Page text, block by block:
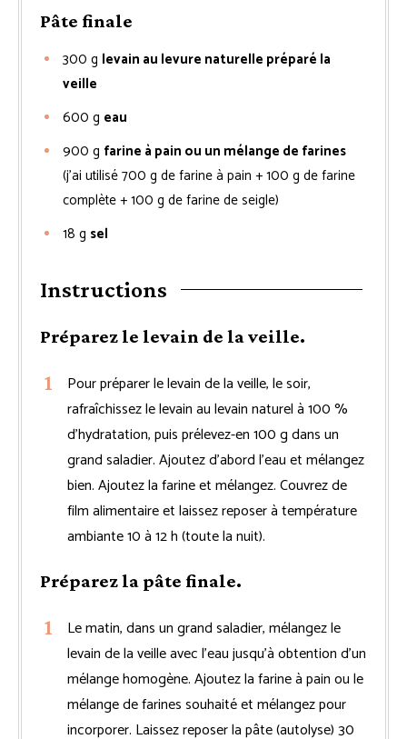
Pâte finale
300 g levain au levure naturelle préparé la
veille
600 g eau
900 g farine à pain ou un mélange de farines
(j’ai utilisé 700 g de farine à pain + 100 g de farine
complète + 100 g de farine de seigle)
18 g sel
Instructions
Préparez le levain de la veille.
Pour préparer le levain de la veille, le soir,
rafraîchissez le levain au levain naturel à 100 %
d’hydratation, puis prélevez-en 100 g dans un
grand saladier. Ajoutez d’abord l’eau et mélangez
bien. Ajoutez la farine et mélangez. Couvrez de
film alimentaire et laissez reposer à température
ambiante 10 à 12 h (toute la nuit).
Préparez la pâte finale.
Le matin, dans un grand saladier, mélangez le
levain de la veille avec l’eau jusqu’à obtention d’un
mélange homogène. Ajoutez la farine à pain ou le
mélange de farines souhaité et mélangez pour
incorporer. Laissez reposer la pâte (autolyse) 30